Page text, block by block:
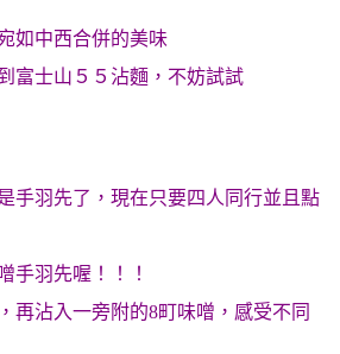
如中西合併的美味
富士山５５沾麵，不妨試試
手羽先了，現在只要四人同行並且點
手羽先喔！！！
再沾入一旁附的8町味噌，感受不同